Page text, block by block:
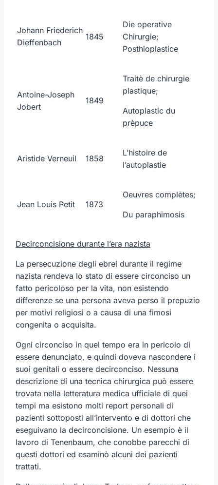
Johann Friederich
Dieffenbach
1845
Die operative
Chirurgie;
Posthioplastice
Antoine-Joseph
Jobert
1849
Traitè de chirurgie
plastique;
Autoplastic du
prèpuce
Aristide Verneuil 1858
L’histoire de
l’autoplastie
Jean Louis Petit 1873
Oeuvres complètes;
Du paraphimosis
Decirconcisione durante l’era nazista
La persecuzione degli ebrei durante il regime
nazista rendeva lo stato di essere circonciso un
fatto pericoloso per la vita, non esistendo
differenze se una persona aveva perso il prepuzio
per motivi religiosi o a causa di una fimosi
congenita o acquisita.
Ogni circonciso in quel tempo era in pericolo di
essere denunciato, e quindi doveva nascondere i
suoi genitali o essere decirconciso. Nessuna
descrizione di una tecnica chirurgica può essere
trovata nella letteratura medica ufficiale di quei
tempi ma esistono molti report personali di
pazienti sottoposti all’intervento e di dottori che
eseguivano la decirconcisione. Un esempio è il
lavoro di Tenenbaum, che conobbe parecchi di
questi dottori ed esaminò alcuni dei pazienti
trattati.